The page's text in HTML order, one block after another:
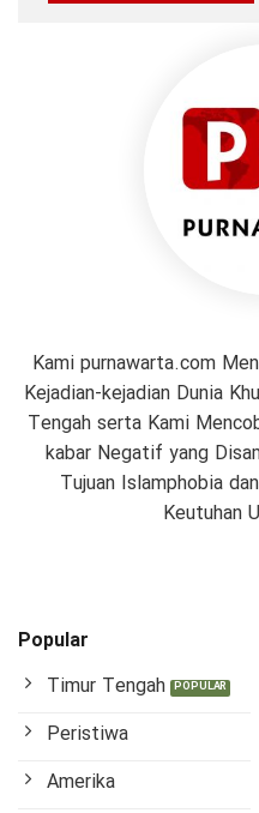
Kami purnawarta.com
Kejadian-kejadian Dunia
Tengah serta Kami
kabar Negatif yang
Tujuan Islamphobia
Keutuhan
Popular
Timur Tengah
Peristiwa
Amerika